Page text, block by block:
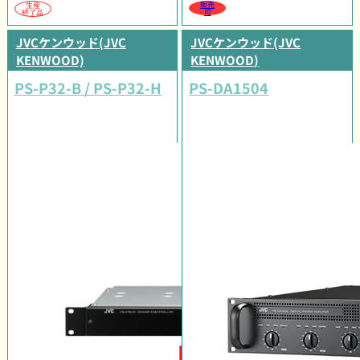
生産
終了品
販売
可
JVCケンウッド(JVC
KENWOOD)
PS-P32-B / PS-P32-H
JVCケンウッド(JVC
KENWOOD)
PS-DA1504